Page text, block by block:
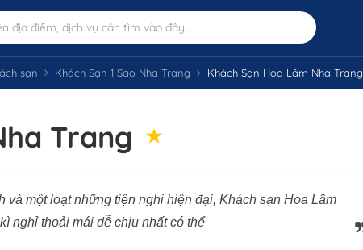
sạn Khách Sạn 1 Sao Nha Trang Khách Sạn Hoa Lâm Nha Trang
Trang
và một loạt những tiện nghi hiện đại, Khách sạn Hoa Lâm
nghỉ thoải mái dễ chịu nhất có thể